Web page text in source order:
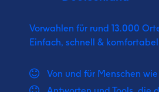
Vorwahlen für rund 13.000
Einfach, schnell &
Von und für Menschen